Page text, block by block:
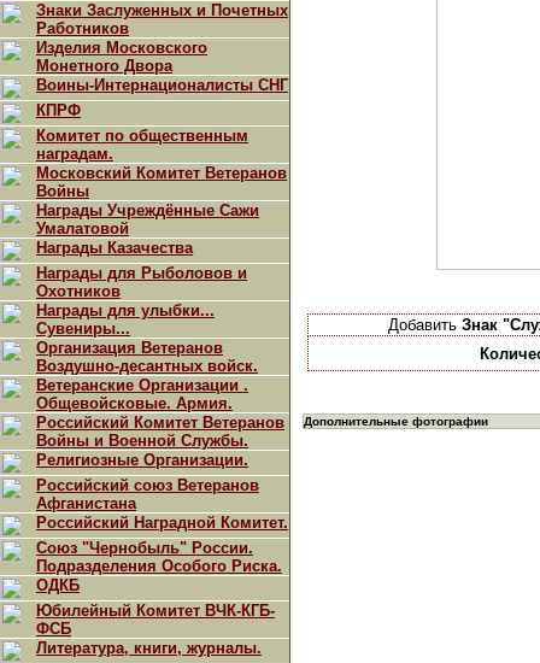
Знаки Заслуженных и Почетных
Работников
Изделия Московского
Монетного Двора
Воины-Интернационалисты СНГ
КПРФ
Комитет по общественным
наградам.
Московский Комитет Ветеранов
Войны
Награды Учреждённые Сажи
Умалатовой
Награды Казачества
Награды для Рыболовов и
Охотников
Награды для улыбки...
Сувениры...
Организация Ветеранов
Воздушно-десантных войск.
Ветеранские Организации .
Общевойсковые. Армия.
Российский Комитет Ветеранов
Войны и Военной Службы.
Религиозные Организации.
Российский союз Ветеранов
Афганистана
Российский Наградной Комитет.
Союз "Чернобыль" России.
Подразделения Особого Риска.
ОДКБ
Юбилейный Комитет ВЧК-КГБ-
ФСБ
Литература, книги, журналы.
Добавить Знак
Дополнительные фотографии